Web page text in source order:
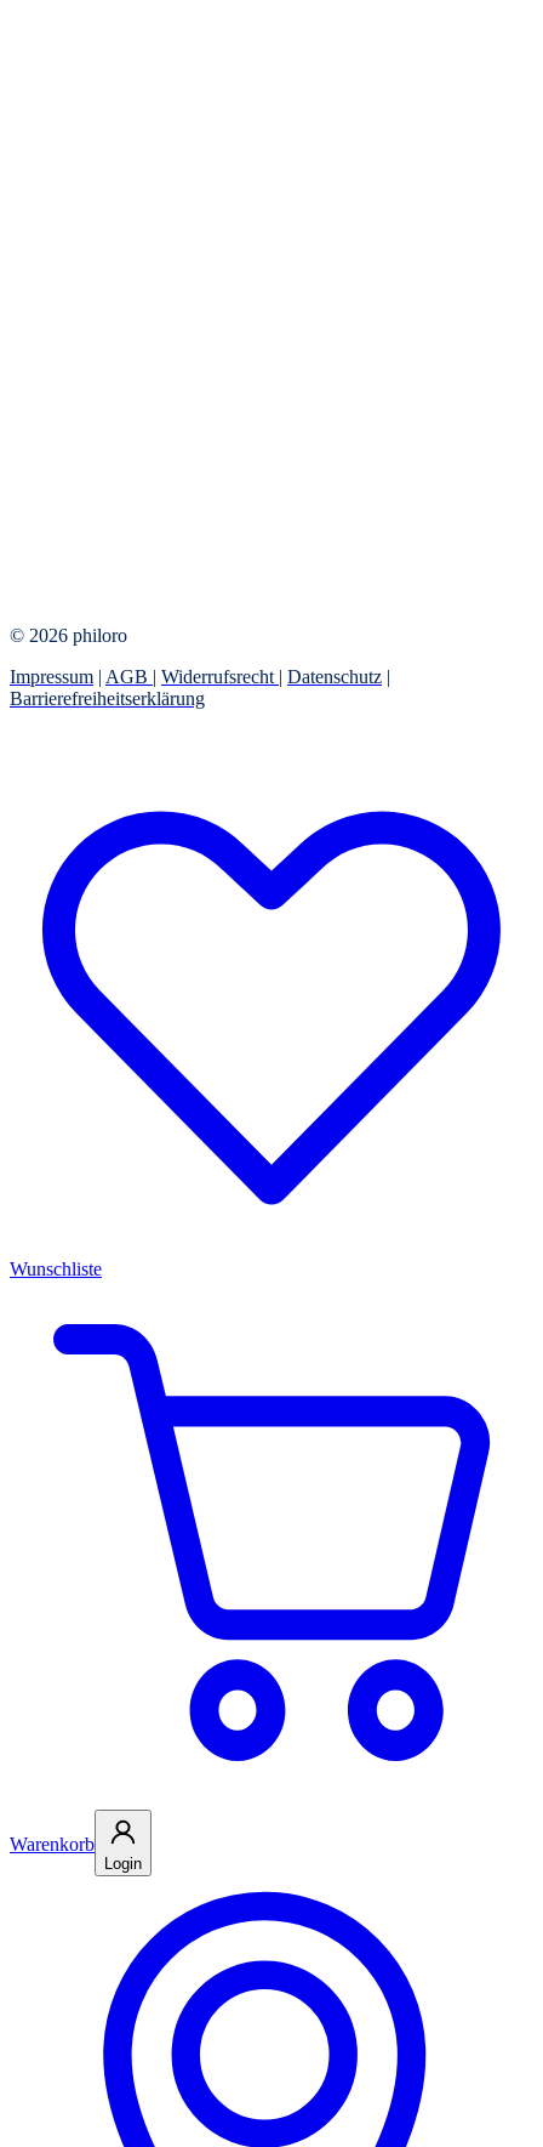
© 2026 philoro
Impressum | AGB | Widerrufsrecht | Datenschutz |
Barrierefreiheitserklärung
Wunschliste
Warenkorb
Login